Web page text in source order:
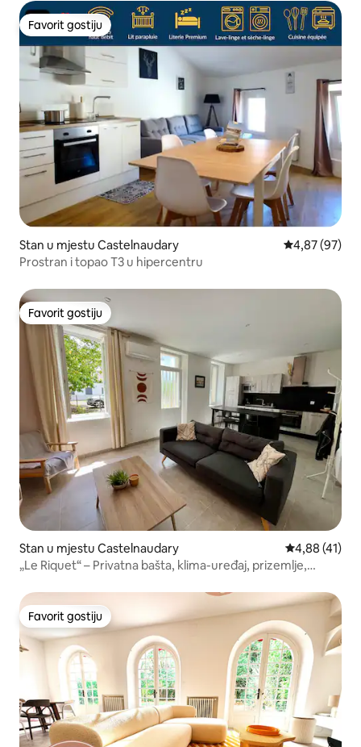
Favorit gostiju
Favorit gostiju
Stan u mjestu Castelnaudary prosječna
4,87 (97)
Prostran i topao T3 u hipercentru
Favorit gostiju
Favorit gostiju
Stan u mjestu Castelnaudary prosječna
4,88 (41)
„Le Riquet“ – Privatna bašta, klima-uređaj, prizemlje,
Favorit gostiju
Favorit gostiju